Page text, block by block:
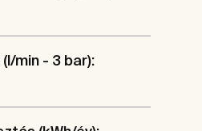
min - 3 bar):